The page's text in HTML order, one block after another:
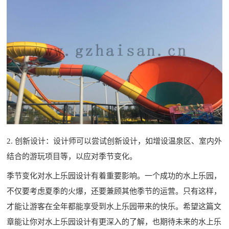
2. 创新设计：设计师可以尝试创新设计，如增设温泉区、室内外
结合的游玩项目等，以应对季节变化。
季节变化对水上乐园设计有着重要影响。一个成功的水上乐园，
不仅要考虑夏季的火爆，还要兼顾其他季节的运营。只有这样，
才能让游客在全年都能享受到水上乐园带来的快乐。希望这篇文
章能让你对水上乐园设计有更深入的了解，也期待未来的水上乐